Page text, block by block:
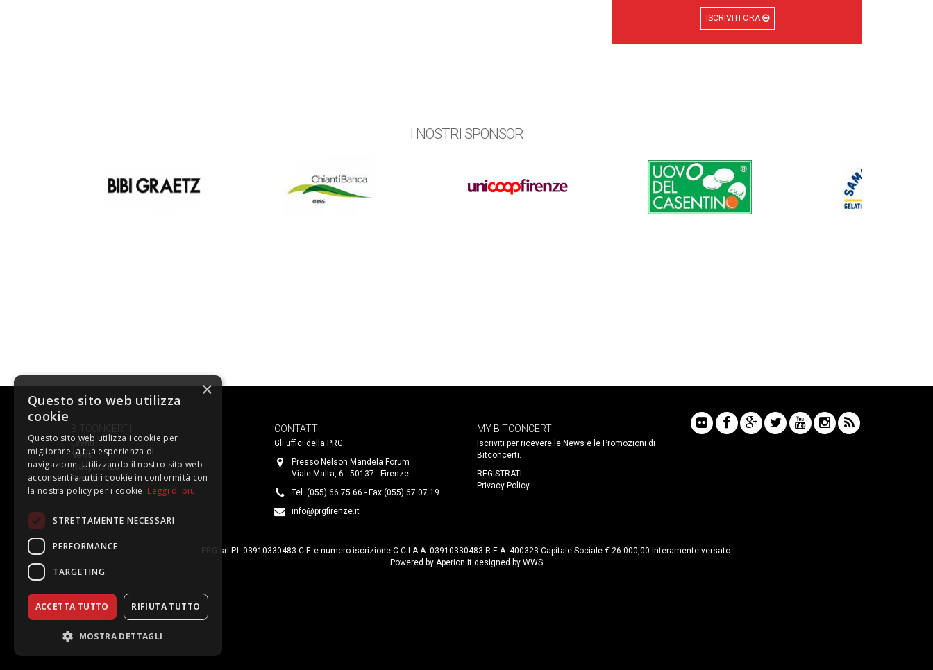
ISCRIVITI ORA
I NOSTRI SPONSOR
BITCONCERTI
Eventi
News
Trasparenza
Prevendite
CONTATTI
Gli uffici della PRG
Presso Nelson Mandela Forum
Viale Malta, 6 - 50137 - Firenze
Tel. (055) 66.75.66 - Fax (055) 67.07.19
info@prgfirenze.it
MY BITCONCERTI
Iscriviti per ricevere le News e le Promozioni di
Bitconcerti.
REGISTRATI
Privacy Policy
PRG srl P.I. 03910330483 C.F. e numero iscrizione C.C.I.A.A. 03910330483 R.E.A. 400323 Capitale Sociale € 26.000,00 interamente versato.
Powered by Aperion.it designed by WWS
×
Questo sito web utilizza
cookie
Questo sito web utilizza i cookie per
migliorare la tua esperienza di
navigazione. Utilizzando il nostro sito web
acconsenti a tutti i cookie in conformità con
la nostra policy per i cookie. Leggi di più
STRETTAMENTE NECESSARI
PERFORMANCE
TARGETING
ACCETTA TUTTO RIFIUTA TUTTO
MOSTRA DETTAGLI